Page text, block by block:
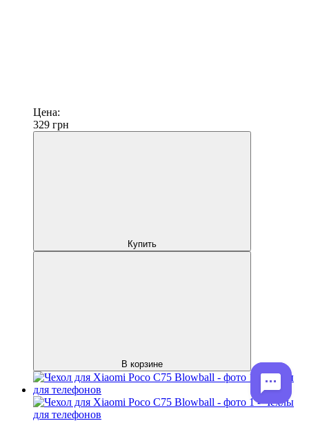
Цена:
329 грн
Купить
В корзине